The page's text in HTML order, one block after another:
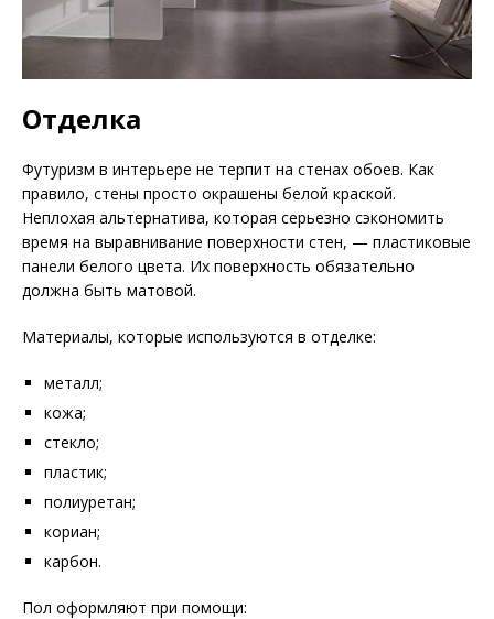
Отделка
Футуризм в интерьере не терпит на стенах обоев. Как
правило, стены просто окрашены белой краской.
Неплохая альтернатива, которая серьезно сэкономить
время на выравнивание поверхности стен, — пластиковые
панели белого цвета. Их поверхность обязательно
должна быть матовой.
Материалы, которые используются в отделке:
металл;
кожа;
стекло;
пластик;
полиуретан;
кориан;
карбон.
Пол оформляют при помощи: